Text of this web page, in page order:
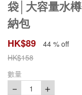
袋│大容量水
納包
HK$89 44 % off
HK$158
數量
－ 1 ＋